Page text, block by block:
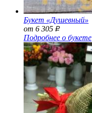
Букет «Душевный»
от 6 305 Р
Подробнее о букете